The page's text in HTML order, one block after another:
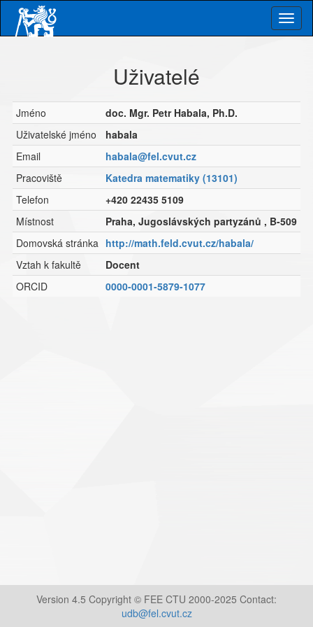
main
Uživatelé
Jméno
doc. Mgr. Petr Habala, Ph.D.
Uživatelské jméno
habala
Email
habala@fel.cvut.cz
Pracoviště
Katedra matematiky (13101)
Telefon
+420 22435 5109
Místnost
Praha, Jugoslávských partyzánů , B-509
Domovská stránka http://math.feld.cvut.cz/habala/
Vztah k fakultě
Docent
ORCID
0000-0001-5879-1077
Version 4.5 Copyright © FEE CTU 2000-2025 Contact:
udb@fel.cvut.cz